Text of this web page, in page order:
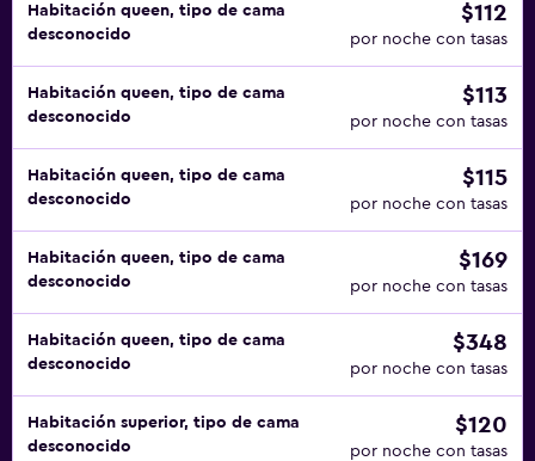
Habitación queen, tipo de cama
desconocido
$112
por noche con tasas
Habitación queen, tipo de cama
desconocido
$113
por noche con tasas
Habitación queen, tipo de cama
desconocido
$115
por noche con tasas
Habitación queen, tipo de cama
desconocido
$169
por noche con tasas
Habitación queen, tipo de cama
desconocido
$348
por noche con tasas
Habitación superior, tipo de cama
desconocido
$120
por noche con tasas